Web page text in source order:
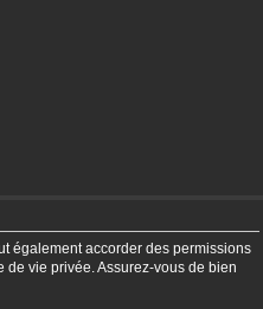
également accorder des permissions
de vie privée. Assurez-vous de bien